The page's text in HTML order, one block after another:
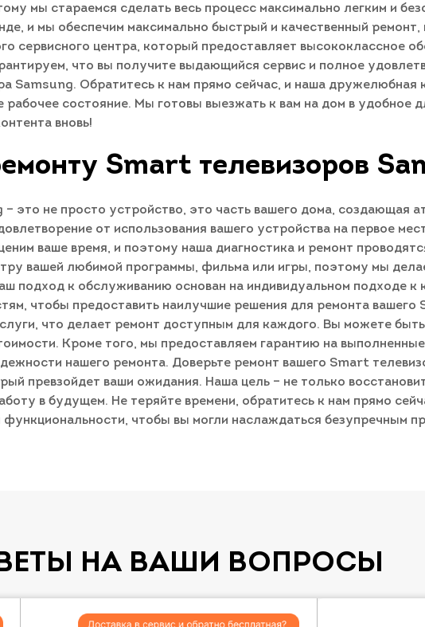
мы стараемся сделать весь процесс максимально легким и
и мы обеспечим максимально быстрый и качественный ремонт,
сервисного центра, который предоставляет высококлассное
что вы получите выдающийся сервис и полное
Samsung. Обратитесь к нам прямо сейчас, и наша дружелюбная
рабочее состояние. Мы готовы выезжать к вам на дом в удобное
вновь!
Smart телевизоров
это не просто устройство, это часть вашего дома, создающая
от использования вашего устройства на первое
ваше время, и поэтому наша диагностика и ремонт
вашей любимой программы, фильма или игры, поэтому мы
подход к обслуживанию основан на индивидуальном подходе
чтобы предоставить наилучшие решения для ремонта
что делает ремонт доступным для каждого. Вы можете
Кроме того, мы предоставляем гарантию на
нашего ремонта. Доверьте ремонт вашего Smart
превзойдет ваши ожидания. Наша цель – не только
в будущем. Не теряйте времени, обратитесь к нам прямо
чтобы вы могли наслаждаться безупречным
НА ВАШИ ВОПРОСЫ